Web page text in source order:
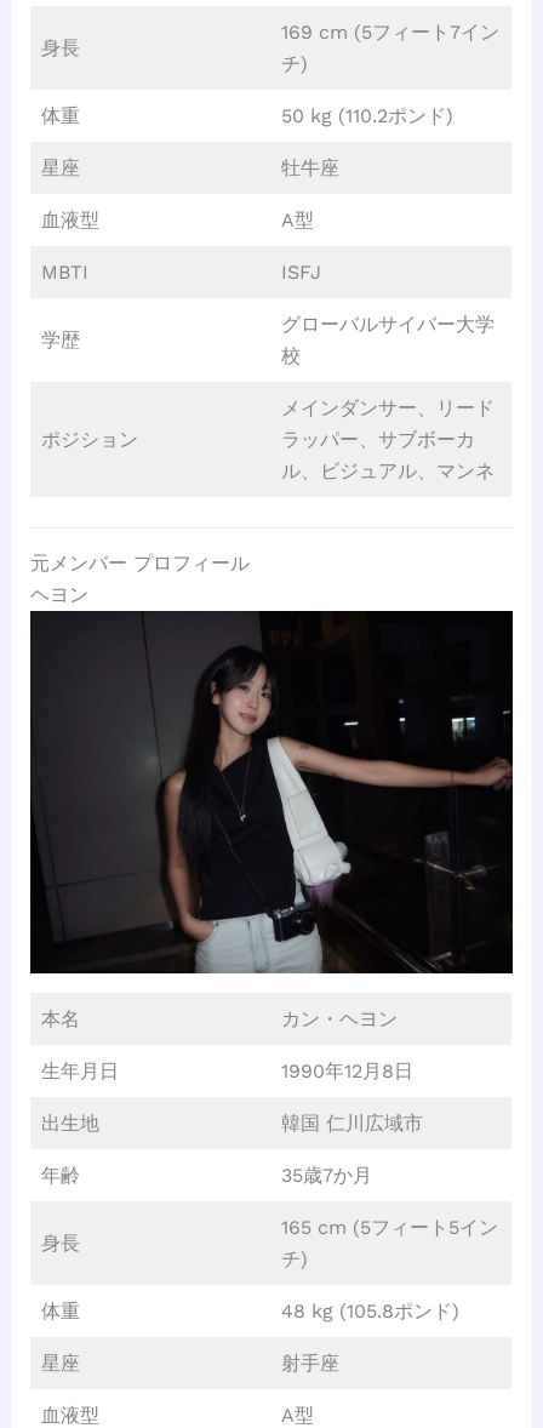
身長
169 cm (5フィート7イン
チ)
体重 50 kg (110.2ポンド)
星座 牡牛座
血液型 A型
MBTI ISFJ
学歴
グローバルサイバー大学
校
ポジション
メインダンサー、リード
ラッパー、サブボーカ
ル、ビジュアル、マンネ
元メンバー プロフィール
ヘヨン
本名 カン・ヘヨン
生年月日 1990年12月8日
出生地 韓国 仁川広域市
年齢 35歳7か月
身長
165 cm (5フィート5イン
チ)
体重 48 kg (105.8ポンド)
星座 射手座
血液型 A型